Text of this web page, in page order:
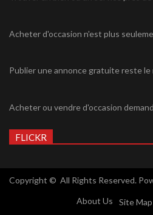
Acheter d'occasion n'est plus
Publier une annonce gratuite reste le
Acheter ou vendre d'occasion
FLICKR
Copyright © All Rights Reserved.
About Us Site Map